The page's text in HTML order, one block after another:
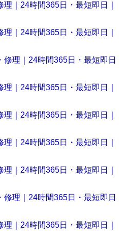
｜24時間365日・最短即日｜
｜24時間365日・最短即日｜
修理｜24時間365日・最短即日
｜24時間365日・最短即日｜
｜24時間365日・最短即日｜
｜24時間365日・最短即日｜
｜24時間365日・最短即日｜
理｜24時間365日・最短即日
｜24時間365日・最短即日｜